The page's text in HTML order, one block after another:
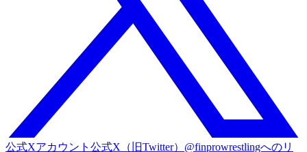
公式Xアカウント 公式X（旧Twitter）@finprowrestlingへのリ